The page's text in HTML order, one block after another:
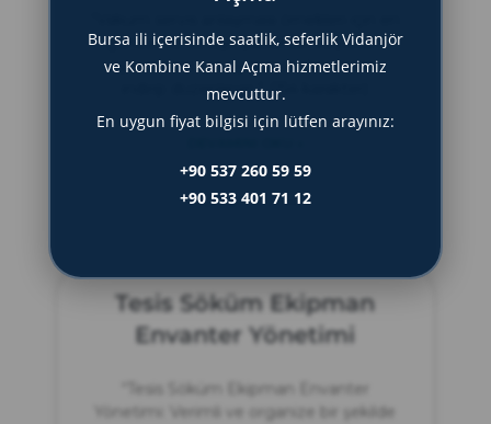
güncel ve detaylı şablonları keşfedin.
İşletmeniz için uygun sözleşmeleri
indirip düzenleyin.” (154 karakter)
Haziran 21, 2025
Tesis Söküm Ekipman
Envanter Yönetimi
“Tesis Söküm Ekipman Envanter
Yönetimi: Verimli ve organize bir şekilde
Bursa ili içerisinde saatlik, seferlik Vidanjör
ve Kombine Kanal Açma hizmetlerimiz
mevcuttur.
En uygun fiyat bilgisi için lütfen arayınız:
+90 537 260 59 59
+90 533 401 71 12